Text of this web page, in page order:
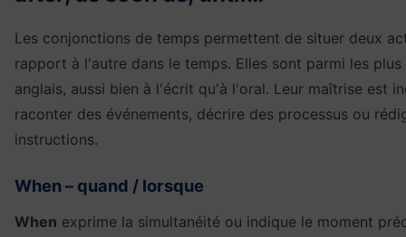
Les conjonctions de temps permettent de situer deux
rapport à l'autre dans le temps. Elles sont parmi les
anglais, aussi bien à l'écrit qu'à l'oral. Leur maîtrise est
raconter des événements, décrire des processus ou
instructions.
When – quand / lorsque
When exprime la simultanéité ou indique le moment